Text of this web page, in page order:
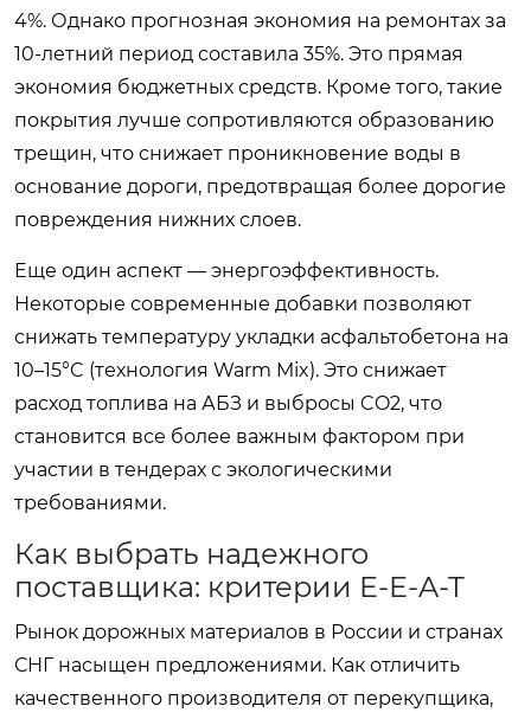
4%. Однако прогнозная экономия на ремонтах за
10-летний период составила 35%. Это прямая
экономия бюджетных средств. Кроме того, такие
покрытия лучше сопротивляются образованию
трещин, что снижает проникновение воды в
основание дороги, предотвращая более дорогие
повреждения нижних слоев.
Еще один аспект — энергоэффективность.
Некоторые современные добавки позволяют
снижать температуру укладки асфальтобетона на
10–15°C (технология Warm Mix). Это снижает
расход топлива на АБЗ и выбросы CO2, что
становится все более важным фактором при
участии в тендерах с экологическими
требованиями.
Как выбрать надежного
поставщика: критерии E-E-A-T
Рынок дорожных материалов в России и странах
СНГ насыщен предложениями. Как отличить
качественного производителя от перекупщика,